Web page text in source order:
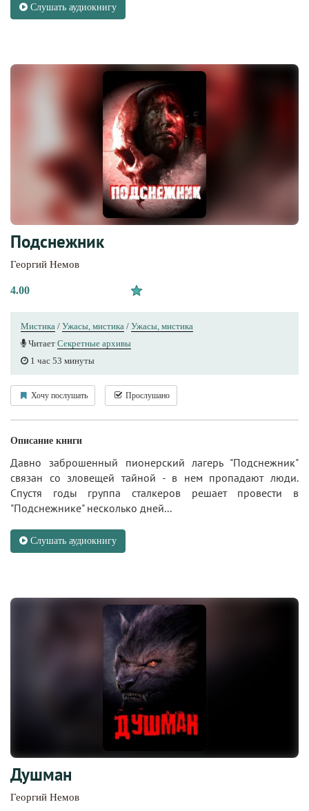
Слушать аудиокнигу
Подснежник
Георгий Немов
4.00
Мистика / Ужасы, мистика / Ужасы, мистика
Читает Секретные архивы
1 час 53 минуты
Хочу послушать Прослушано
Описание книги
Давно заброшенный пионерский лагерь "Подснежник"
связан со зловещей тайной - в нем пропадают люди.
Спустя годы группа сталкеров решает провести в
"Подснежнике" несколько дней...
Слушать аудиокнигу
Душман
Георгий Немов